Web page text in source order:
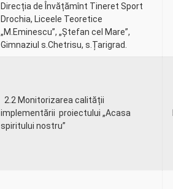
Direcția de Învățămînt Tineret Sport
Drochia, Liceele Teoretice
„M.Eminescu”, „Ștefan cel Mare”,
Gimnaziul s.Chetrisu, s.Țarigrad.
2.2 Monitorizarea calității
implementării proiectului „Acasa
spiritului nostru”